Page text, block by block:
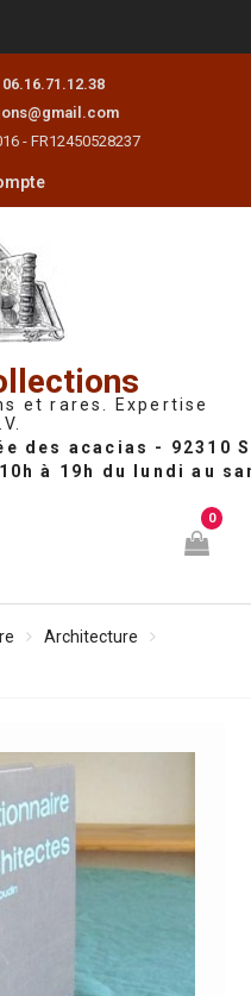
- FR12450528237
et rares. Expertise
0
Architecture